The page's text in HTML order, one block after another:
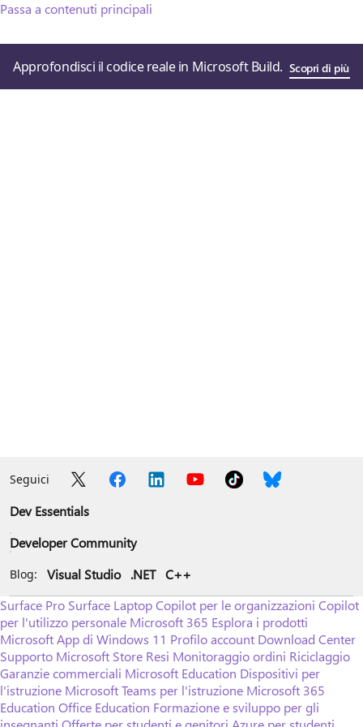
Passa a contenuti principali
Approfondisci il codice reale in Microsoft Build. Scopri di più
Seguici
Dev Essentials
Developer Community
Blog: Visual Studio .NET C++
Surface Pro Surface LaptopCopilot per le organizzazioni Copilot
per l'utilizzo personale Microsoft 365 Esplora i prodotti
MicrosoftApp di Windows 11 Profilo account Download Center
Supporto Microsoft Store Resi Monitoraggio ordini Riciclaggio
Garanzie commerciali Microsoft Education Dispositivi per
l'istruzione Microsoft Teams per l'istruzione Microsoft 365
Education Office Education Formazione e sviluppo per gli